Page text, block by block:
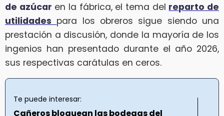
de azúcar en la fábrica, el tema del reparto de
utilidades para los obreros sigue siendo una
prestación a discusión, donde la mayoría de los
ingenios han presentado durante el año 2026,
sus respectivas carátulas en ceros.
Te puede interesar:
Cañeros bloquean las bodegas del